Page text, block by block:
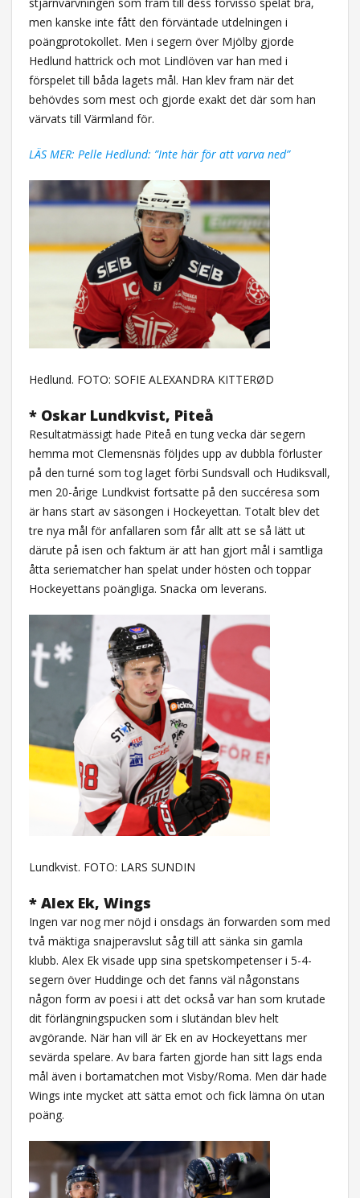
men kanske inte fått den förväntade utdelningen i
poängprotokollet. Men i segern över Mjölby gjorde
Hedlund hattrick och mot Lindlöven var han med i
förspelet till båda lagets mål. Han klev fram när det
behövdes som mest och gjorde exakt det där som han
värvats till Värmland för.
LÄS MER: Pelle Hedlund: ”Inte här för att varva ned”
Hedlund. FOTO: SOFIE ALEXANDRA KITTERØD
* Oskar Lundkvist, Piteå
Resultatmässigt hade Piteå en tung vecka där segern
hemma mot Clemensnäs följdes upp av dubbla förluster
på den turné som tog laget förbi Sundsvall och Hudiksvall,
men 20-årige Lundkvist fortsatte på den succéresa som
är hans start av säsongen i Hockeyettan. Totalt blev det
tre nya mål för anfallaren som får allt att se så lätt ut
därute på isen och faktum är att han gjort mål i samtliga
åtta seriematcher han spelat under hösten och toppar
Hockeyettans poängliga. Snacka om leverans.
Lundkvist. FOTO: LARS SUNDIN
* Alex Ek, Wings
Ingen var nog mer nöjd i onsdags än forwarden som med
två mäktiga snajperavslut såg till att sänka sin gamla
klubb. Alex Ek visade upp sina spetskompetenser i 5-4-
segern över Huddinge och det fanns väl någonstans
någon form av poesi i att det också var han som krutade
dit förlängningspucken som i slutändan blev helt
avgörande. När han vill är Ek en av Hockeyettans mer
sevärda spelare. Av bara farten gjorde han sitt lags enda
mål även i bortamatchen mot Visby/Roma. Men där hade
Wings inte mycket att sätta emot och fick lämna ön utan
poäng.